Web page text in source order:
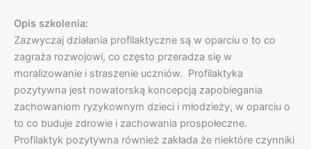
Opis szkolenia:
Zazwyczaj działania profilaktyczne są w oparciu o to co
zagraża rozwojowi, co często przeradza się w
moralizowanie i straszenie uczniów. Profilaktyka
pozytywna jest nowatorską koncepcją zapobiegania
zachowaniom ryzykownym dzieci i młodzieży, w oparciu o
to co buduje zdrowie i zachowania prospołeczne.
Profilaktyk pozytywna również zakłada że niektóre czynniki